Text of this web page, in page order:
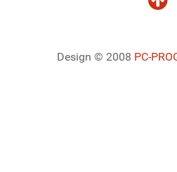
Design © 2008 PC-